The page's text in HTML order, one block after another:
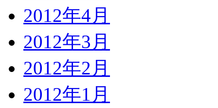
2012年4月
2012年3月
2012年2月
2012年1月